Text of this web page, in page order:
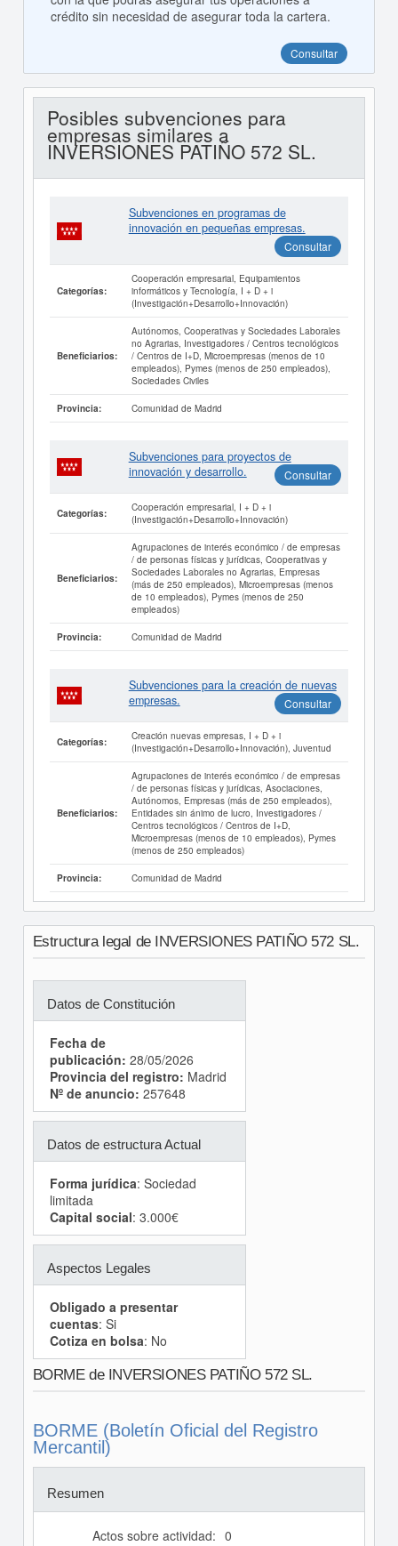
crédito sin necesidad de asegurar toda la cartera.
Consultar
Posibles subvenciones para
empresas similares a
INVERSIONES PATIÑO 572 SL.
Subvenciones en programas de
innovación en pequeñas empresas.
Consultar
Categorías:
Cooperación empresarial, Equipamientos
informáticos y Tecnología, I + D + i
(Investigación+Desarrollo+Innovación)
Beneficiarios:
Autónomos, Cooperativas y Sociedades Laborales
no Agrarias, Investigadores / Centros tecnológicos
/ Centros de I+D, Microempresas (menos de 10
empleados), Pymes (menos de 250 empleados),
Sociedades Civiles
Provincia: Comunidad de Madrid
Subvenciones para proyectos de
innovación y desarrollo.
Consultar
Categorías:
Cooperación empresarial, I + D + i
(Investigación+Desarrollo+Innovación)
Beneficiarios:
Agrupaciones de interés económico / de empresas
/ de personas físicas y jurídicas, Cooperativas y
Sociedades Laborales no Agrarias, Empresas
(más de 250 empleados), Microempresas (menos
de 10 empleados), Pymes (menos de 250
empleados)
Provincia: Comunidad de Madrid
Subvenciones para la creación de nuevas
empresas.
Consultar
Categorías:
Creación nuevas empresas, I + D + i
(Investigación+Desarrollo+Innovación), Juventud
Beneficiarios:
Agrupaciones de interés económico / de empresas
/ de personas físicas y jurídicas, Asociaciones,
Autónomos, Empresas (más de 250 empleados),
Entidades sin ánimo de lucro, Investigadores /
Centros tecnológicos / Centros de I+D,
Microempresas (menos de 10 empleados), Pymes
(menos de 250 empleados)
Provincia: Comunidad de Madrid
Estructura legal de INVERSIONES PATIÑO 572 SL.
Datos de Constitución
Fecha de
publicación: 28/05/2026
Provincia del registro: Madrid
Nº de anuncio: 257648
Datos de estructura Actual
Forma jurídica: Sociedad
limitada
Capital social: 3.000€
Aspectos Legales
Obligado a presentar
cuentas: Si
Cotiza en bolsa: No
BORME de INVERSIONES PATIÑO 572 SL.
BORME (Boletín Oficial del Registro
Mercantil)
Resumen
Actos sobre actividad: 0